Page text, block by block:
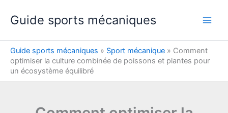
Guide sports mécaniques
Guide sports mécaniques » Sport mécanique » Comment
optimiser la culture combinée de poissons et plantes pour
un écosystème équilibré